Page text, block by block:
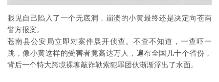
眼见自己陷入了一个无底洞，崩溃的小黄最终还是决定向苍南
警方报案。
苍南县公安局立即对案件展开侦查。不查不知道，一查吓一
跳，像小黄这样的受害者竟高达万人，遍布全国几十个省份，
背后一个特大跨境裸聊敲诈勒索犯罪团伙渐渐浮出了水面。